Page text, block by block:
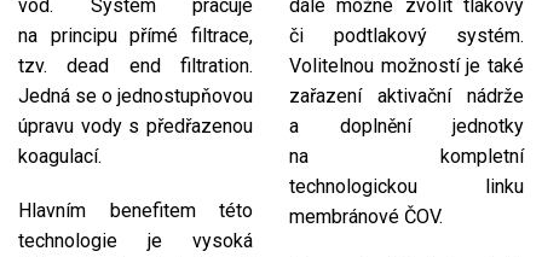
vod. Systém pracuje
na principu přímé filtrace,
tzv. dead end filtration.
Jedná se o jednostupňovou
úpravu vody s předřazenou
koagulací.
Hlavním benefitem této
technologie je vysoká
dále možné zvolit tlakový
či podtlakový systém.
Volitelnou možností je také
zařazení aktivační nádrže
a doplnění jednotky
na kompletní
technologickou linku
membránové ČOV.